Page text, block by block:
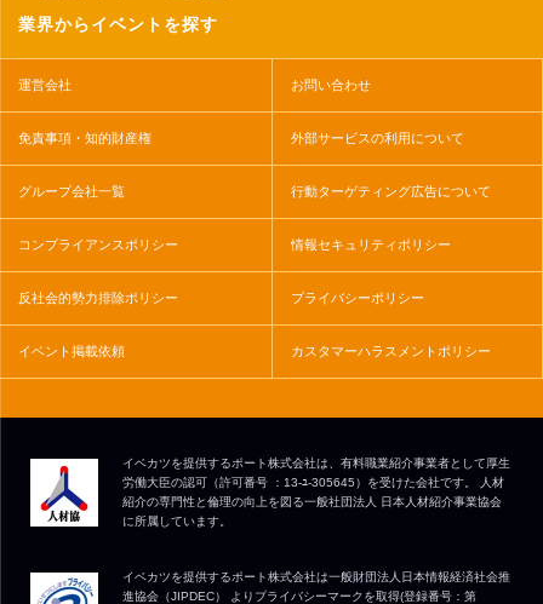
業界からイベントを探す
運営会社 お問い合わせ
免責事項・知的財産権 外部サービスの利用について
グループ会社一覧 行動ターゲティング広告について
コンプライアンスポリシー 情報セキュリティポリシー
反社会的勢力排除ポリシー プライバシーポリシー
イベント掲載依頼 カスタマーハラスメントポリシー